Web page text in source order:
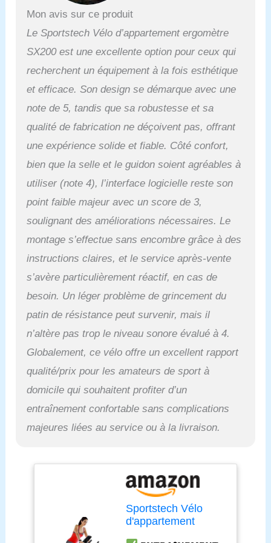
d'intérieur avec affichage
nombreux programmes
d'entraînement est
parfaitement adaptée à la
combinaison avec une
ceinture de pouls. Ainsi,
vous bénéficiez d'un
de la classe extra et vous
vous entraînez toujours
optimale - rien ne
s'oppose à une forme
physique maximale !
𝗘𝗡𝗧𝗥𝗔𝗜̂𝗡𝗘𝗠𝗘𝗡𝗧 𝗗𝗘
𝗟𝗔 𝗣𝗥𝗢𝗖𝗛𝗔𝗜𝗡𝗘
appareil de fitness pour la
maison, avec porte-
également à des
exigences
en matière
d'entraînement grâce au
d'événements vidéo, de
séances d'entraînement
multijoueurs, avec le vélo
d'intérieur SX200, vous
conquérez les rues de ce
monde et ne laissez
entraînement.
𝗟'Œ𝗜𝗟
𝗣𝗢𝗨𝗥 𝗟𝗘 𝗗𝗘́𝗧𝗔𝗜𝗟 :
Comme tous les produits
SPORTSTECH, le SX200
Indoor Bike convainc par
son design compact et
Mon avis sur ce produit
Le Sportstech Vélo d’appartement ergomètre
SX200 est une excellente option pour ceux qui
recherchent un équipement à la fois esthétique
et efficace. Son design se démarque avec une
note de 5, tandis que sa robustesse et sa
qualité de fabrication ne déçoivent pas, offrant
une expérience solide et fiable. Côté confort,
bien que la selle et le guidon soient agréables à
utiliser (note 4), l’interface logicielle reste son
point faible majeur avec un score de 3,
soulignant des améliorations nécessaires. Le
montage s’effectue sans encombre grâce à des
instructions claires, et le service après-vente
s’avère particulièrement réactif, en cas de
besoin. Un léger problème de grincement du
patin de résistance peut survenir, mais il
n’altère pas trop le niveau sonore évalué à 4.
Globalement, ce vélo offre un excellent rapport
qualité/prix pour les amateurs de sport à
domicile qui souhaitent profiter d’un
entraînement confortable sans complications
majeures liées au service ou à la livraison.
Sportstech Vélo
d'appartement